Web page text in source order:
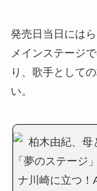
発売日当日には
メインステージ
り、歌手として
い。